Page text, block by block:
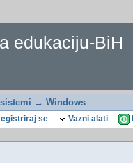
edukaciju-BiH
→ Windows
se Vazni alati